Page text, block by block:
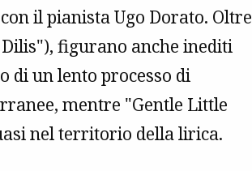
con il pianista Ugo Dorato. Oltre
figurano anche inediti
di un lento processo di
mentre "Gentle Little
nel territorio della lirica.